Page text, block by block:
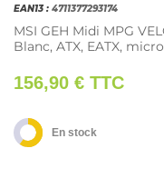
EAN13 : 4711377293174
MSI GEH Midi MPG
Blanc, ATX, EATX,
156,90 € TTC
En stock